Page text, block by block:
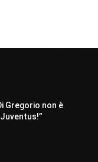
Gregorio non è